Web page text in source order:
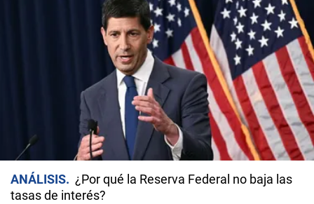
ANÁLISIS
¿Por qué la Reserva Federal no baja las
tasas de interés?